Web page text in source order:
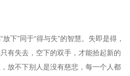
下”同于“得与失”的智慧。失即是得，
有失去，空下的双手，才能拾起新的
放不下别人是没有慈悲，每一个人都